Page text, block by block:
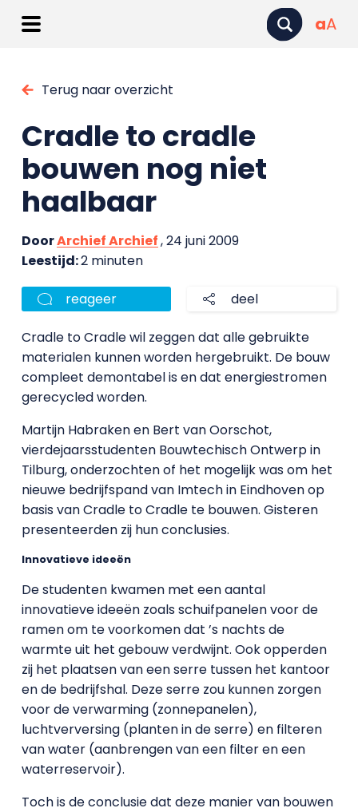
aA
Terug naar overzicht
Cradle to cradle
bouwen nog niet
haalbaar
DoorArchief Archief, 24 juni 2009
Leestijd:2 minuten
reageer deel
Cradle to Cradle wil zeggen dat alle gebruikte
materialen kunnen worden hergebruikt. De bouw
compleet demontabel is en dat energiestromen
gerecycled worden.
Martijn Habraken en Bert van Oorschot,
vierdejaarsstudenten Bouwtechisch Ontwerp in
Tilburg, onderzochten of het mogelijk was om het
nieuwe bedrijfspand van Imtech in Eindhoven op
basis van Cradle to Cradle te bouwen. Gisteren
presenteerden zij hun conclusies.
Innovatieve ideeën
De studenten kwamen met een aantal
innovatieve ideeën zoals schuifpanelen voor de
ramen om te voorkomen dat ’s nachts de
warmte uit het gebouw verdwijnt. Ook opperden
zij het plaatsen van een serre tussen het kantoor
en de bedrijfshal. Deze serre zou kunnen zorgen
voor de verwarming (zonnepanelen),
luchtverversing (planten in de serre) en filteren
van water (aanbrengen van een filter en een
waterreservoir).
Toch is de conclusie dat deze manier van bouwen